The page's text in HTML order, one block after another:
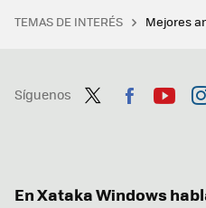
TEMAS DE INTERÉS Mejores
Síguenos
En Xataka Windows